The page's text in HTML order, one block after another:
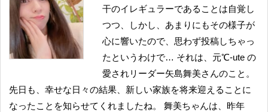
干のイレギュラーであることは自覚し
つつ、しかし、あまりにもその様子が
心に響いたので、思わず投稿しちゃっ
たというわけで… それは、元℃-ute の
愛されリーダー矢島舞美さんのこと。
先日も、幸せな日々の結果、新しい家族を将来迎えることに
なったことを知らせてくれましたね。 舞美ちゃんは、昨年